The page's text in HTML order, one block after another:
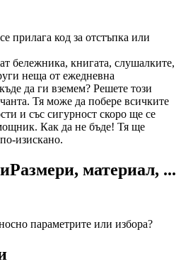
прилага код за отстъпка или
бележника, книгата, слушалките,
неща от ежедневна
да ги вземем? Решете този
Тя може да побере всичките
и със сигурност скоро ще се
Как да не бъде! Тя ще
изискано.
Размери, материал, ...
параметрите или избора?